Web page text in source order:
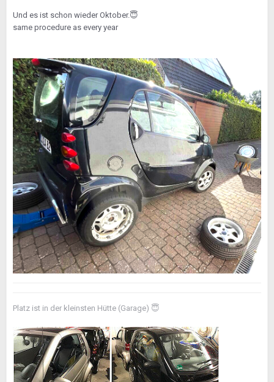
Und es ist schon wieder Oktober.😇
same procedure as every year
Platz ist in der kleinsten Hütte (Garage) 😇